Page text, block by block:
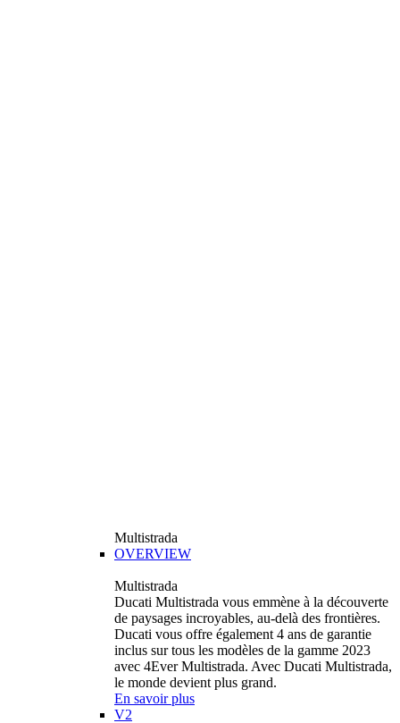
Multistrada
OVERVIEW
Multistrada
Ducati Multistrada vous emmène à la découverte
de paysages incroyables, au-delà des frontières.
Ducati vous offre également 4 ans de garantie
inclus sur tous les modèles de la gamme 2023
avec 4Ever Multistrada. Avec Ducati Multistrada,
le monde devient plus grand.
En savoir plus
V2